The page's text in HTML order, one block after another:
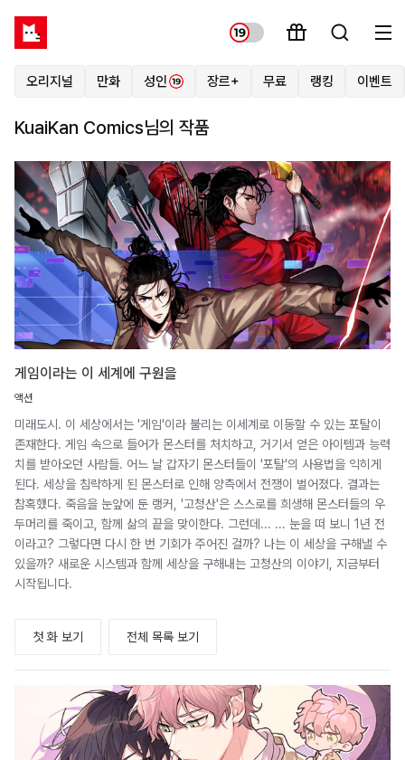
오리지널 만화 성인 장르+ 무료 랭킹 이벤트
KuaiKan Comics님의 작품
게임이라는 이 세계에 구원을
액션
미래도시. 이 세상에서는 '게임'이라 불리는 이세계로 이동할 수 있는 포탈이
존재한다. 게임 속으로 들어가 몬스터를 처치하고, 거기서 얻은 아이템과 능력
치를 받아오던 사람들. 어느 날 갑자기 몬스터들이 '포탈'의 사용법을 익히게
된다. 세상을 침략하게 된 몬스터로 인해 양측에서 전쟁이 벌어졌다. 결과는
참혹했다. 죽음을 눈앞에 둔 랭커, '고청산'은 스스로를 희생해 몬스터들의 우
두머리를 죽이고, 함께 삶의 끝을 맞이한다. 그런데... ... 눈을 떠 보니 1년 전
이라고? 그렇다면 다시 한 번 기회가 주어진 걸까? 나는 이 세상을 구해낼 수
있을까? 새로운 시스템과 함께 세상을 구해내는 고청산의 이야기, 지금부터
시작됩니다.
첫 화 보기 전체 목록 보기